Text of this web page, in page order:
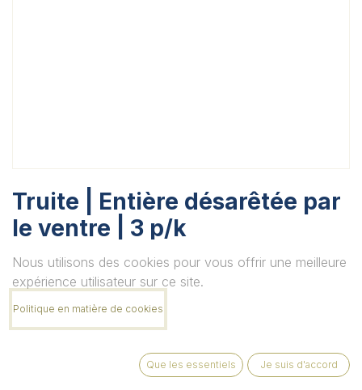
Truite | Entière désarêtée par
le ventre | 3 p/k
Unité
Quantité
Nous utilisons des cookies pour vous offrir une meilleure
expérience utilisateur sur ce site.
Politique en matière de cookies
Que les essentiels Je suis d'accord